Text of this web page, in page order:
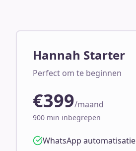
Hannah Starter
Perfect om te beginnen
€399/maand
900 min inbegrepen
WhatsApp automatisatie